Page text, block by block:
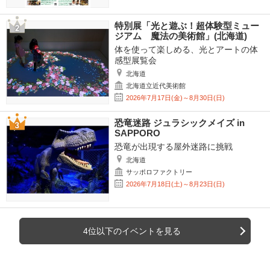
特別展「光と遊ぶ！超体験型ミュー
ジアム 魔法の美術館」(北海道)
体を使って楽しめる、光とアートの体
感型展覧会
北海道
北海道立近代美術館
2026年7月17日(金)～8月30日(日)
恐竜迷路 ジュラシックメイズ in
SAPPORO
恐竜が出現する屋外迷路に挑戦
北海道
サッポロファクトリー
2026年7月18日(土)～8月23日(日)
4位以下のイベントを見る